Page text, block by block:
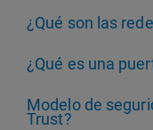
¿Qué son las
¿Qué es una
Modelo de
Trust?